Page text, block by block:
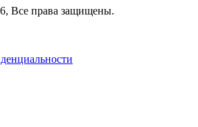
Все права защищены.